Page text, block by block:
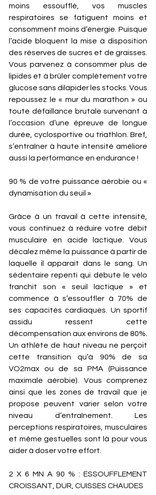
moins essoufflé, vos muscles
respiratoires se fatiguent moins et
consomment moins d’énergie. Puisque
l’acide bloquent la mise à disposition
des réserves de sucres et de graisses.
Vous parvenez à consommer plus de
lipides et à brûler complètement votre
glucose sans dilapider les stocks. Vous
repoussez le « mur du marathon » ou
toute défaillance brutale survenant à
l’occasion d’une épreuve de longue
durée, cyclosportive ou triathlon. Bref,
s’entraîner à haute intensité améliore
aussi la performance en endurance !
90 % de votre puissance aérobie ou «
dynamisation du seuil »
Grâce à un travail à cette intensité,
vous continuez à réduire votre débit
musculaire en acide lactique. Vous
décalez même la puissance à partir de
laquelle il apparait dans le sang. Un
sédentaire repenti qui débute le vélo
franchit son « seuil lactique » et
commence à s’essouffler à 70% de
ses capacités cardiaques. Un sportif
assidu ressent cette
décompensation aux environs de 80%.
Un athlète de haut niveau ne perçoit
cette transition qu’à 90% de sa
VO2max ou de sa PMA (Puissance
maximale aérobie). Vous comprenez
ainsi que les zones de travail que je
propose peuvent varier selon votre
niveau d’entraînement. Les
perceptions respiratoires, musculaires
et même gestuelles sont là pour vous
aider à doser votre effort.
2 X 6 MN A 90 % : ESSOUFFLEMENT
CROISSANT, DUR, CUISSES CHAUDES